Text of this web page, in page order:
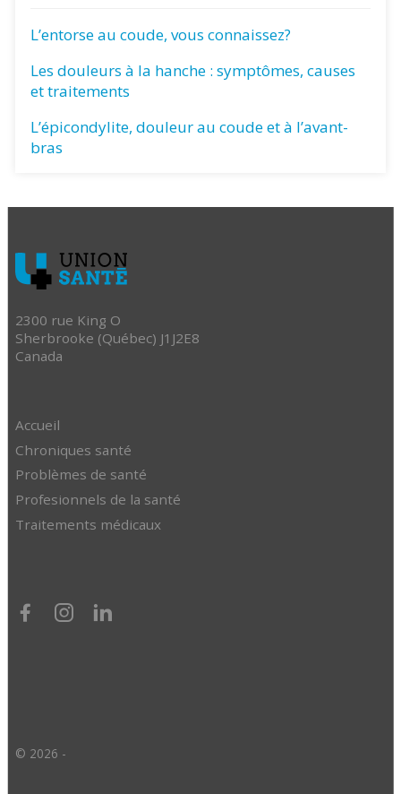
L’entorse au coude, vous connaissez?
Les douleurs à la hanche : symptômes, causes
et traitements
L’épicondylite, douleur au coude et à l’avant-
bras
2300 rue King O
Sherbrooke (Québec) J1J2E8
Canada
Accueil
Chroniques santé
Problèmes de santé
Profesionnels de la santé
Traitements médicaux
© 2026 -